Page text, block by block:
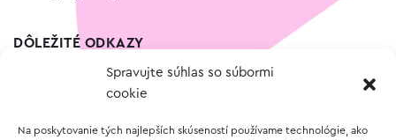
Spravujte súhlas so súbormi
cookie
Na poskytovanie tých najlepších skúseností používame technológie, ako
DÔLEŽITÉ ODKAZY
Vernostný program